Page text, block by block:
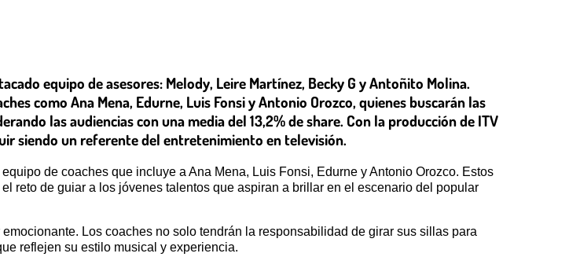
equipo de asesores: Melody, Leire Martínez, Becky G y Antoñito Molina.
como Ana Mena, Edurne, Luis Fonsi y Antonio Orozco, quienes buscarán las
las audiencias con una media del 13,2% de share. Con la producción de ITV
siendo un referente del entretenimiento en televisión.
equipo de coaches que incluye a Ana Mena, Luis Fonsi, Edurne y Antonio Orozco. Estos
reto de guiar a los jóvenes talentos que aspiran a brillar en el escenario del popular
Los coaches no solo tendrán la responsabilidad de girar sus sillas para
reflejen su estilo musical y experiencia.